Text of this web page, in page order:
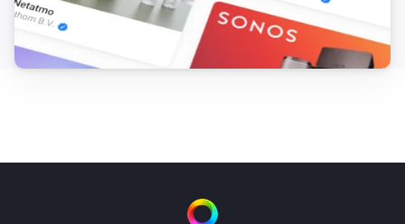
v1.2.2 (3-3-2019) added german translation
v1.2.1 (18-2-2019) fix calling mamangermedia after
changing setting
v1.0.0 (13-11-2017) added global flowtriggers, edited
v0.0.2 (21-10-2017) changed pics